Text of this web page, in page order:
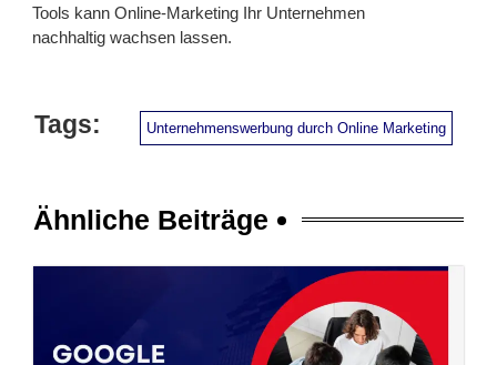
Tools kann Online-Marketing Ihr Unternehmen
nachhaltig wachsen lassen.
Tags: Unternehmenswerbung durch Online Marketing
Ähnliche Beiträge